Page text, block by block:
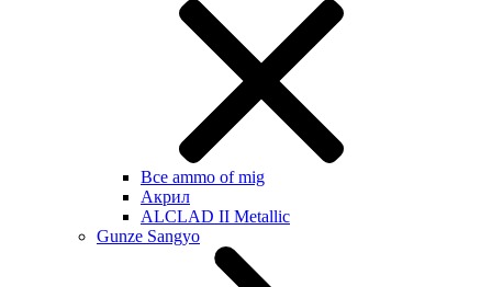
Все ammo of mig
Акрил
ALCLAD II Metallic
Gunze Sangyo